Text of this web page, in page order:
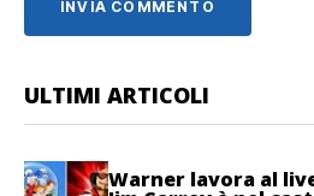
ULTIMI ARTICOLI
Warner lavora al